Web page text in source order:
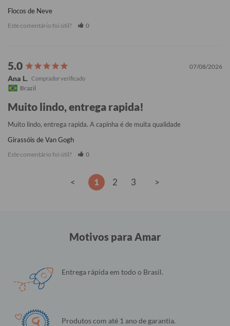
Flocos de Neve
Este comentário foi útil? 0
07/08/2026
Ana L.
Brazil
Muito lindo, entrega rapida!
Muito lindo, entrega rapida. A capinha é de muita qualidade
Girassóis de Van Gogh
Este comentário foi útil? 0
< 1 2 3 >
Motivos para Amar
Entrega rápida em todo o Brasil.
Produtos com até 1 ano de garantia.